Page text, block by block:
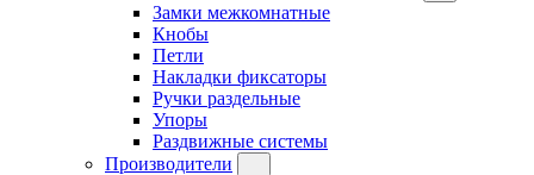
Замки межкомнатные
Кнобы
Петли
Накладки фиксаторы
Ручки раздельные
Упоры
Раздвижные системы
Производители